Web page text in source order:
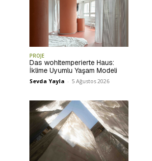
PROJE
Das wohltemperierte Haus:
İklime Uyumlu Yaşam Modeli
Sevda Yayla - 5 Ağustos 2026